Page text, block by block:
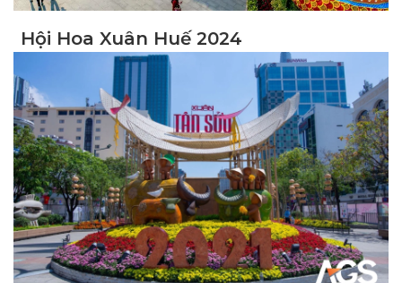
Hội Hoa Xuân Huế 2024